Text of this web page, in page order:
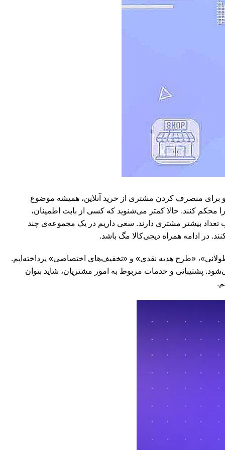
برای منصرف کردن مشتری از خرید آنلاین، همیشه موضوع
کنند. حالا کمتر می‌شنوید که کسی از بابت اطمینان،
تعداد بیشتر مشتری دارند. سعی داریم در یک مجموعه‌ی چند
در ادامه همراه دیجی‌کالا مگ باشد.
«طرح هدیه نقدی» و «تخفیف‌های اختصاصی» پرداخته‌ایم.
پشتیبانی و خدمات مربوط به امور مشتریان، شاید بتوان